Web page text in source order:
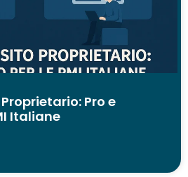
Pro e
Italiane